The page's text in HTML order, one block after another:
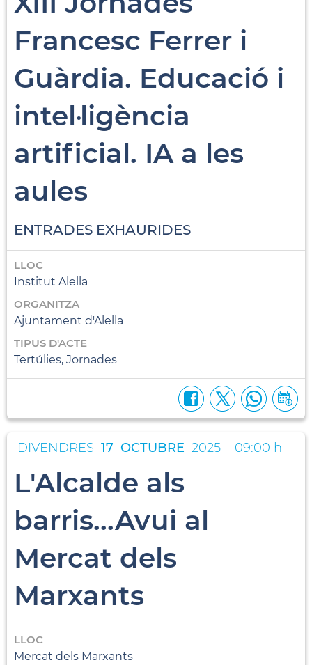
Francesc Ferrer i
Guàrdia. Educació i
intel·ligència
artificial. IA a les
aules
ENTRADES EXHAURIDES
LLOC
Institut Alella
ORGANITZA
Ajuntament d'Alella
TIPUS D'ACTE
Tertúlies, Jornades
DIVENDRES 17 OCTUBRE 2025 09:00 h
L'Alcalde als
barris...Avui al
Mercat dels
Marxants
LLOC
Mercat dels Marxants